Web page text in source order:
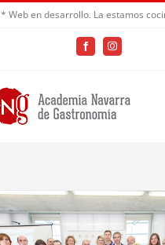
* Web en desarrollo. La estamos
FacebookInstagram